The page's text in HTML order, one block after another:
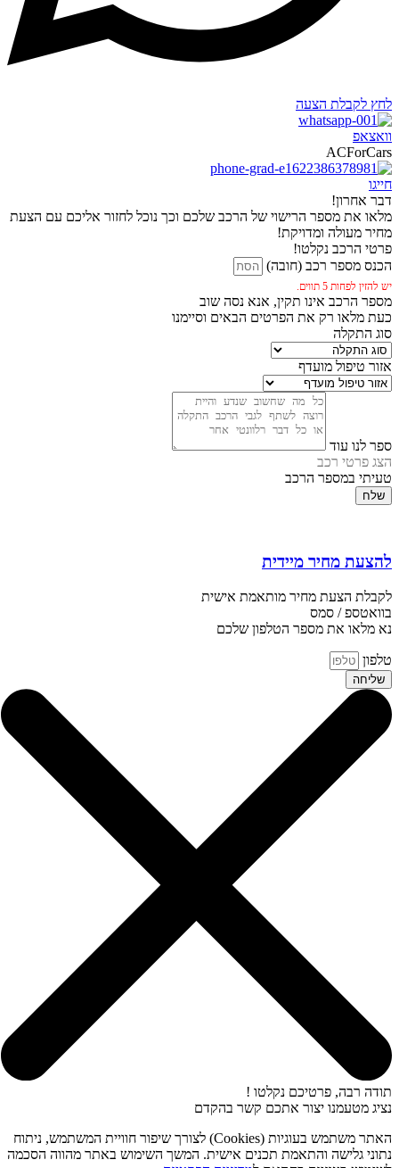
לחץ לקבלת הצעה
וואצאפ
ACForCars
חייגו
דבר אחרון!
מלאו את מספר הרישוי של הרכב שלכם וכך נוכל לחזור אליכם עם הצעת
מחיר מעולה ומדויקת!
פרטי הרכב נקלטו!
הכנס מספר רכב (חובה)
יש להזין לפחות 5 תווים.
מספר הרכב אינו תקין, אנא נסה שוב
כעת מלאו רק את הפרטים הבאים וסיימנו
סוג התקלה
אזור טיפול מועדף
ספר לנו עוד
הצג פרטי רכב
טעיתי במספר הרכב
שלח
להצעת מחיר מיידית
לקבלת הצעת מחיר מותאמת אישית
בוואטספ / סמס
נא מלאו את מספר הטלפון שלכם
טלפון
שליחה
תודה רבה, פרטיכם נקלטו !
נציג מטעמנו יצור אתכם קשר בהקדם
האתר משתמש בעוגיות (Cookies) לצורך שיפור חוויית המשתמש, ניתוח
נתוני גלישה והתאמת תכנים אישית. המשך השימוש באתר מהווה הסכמה